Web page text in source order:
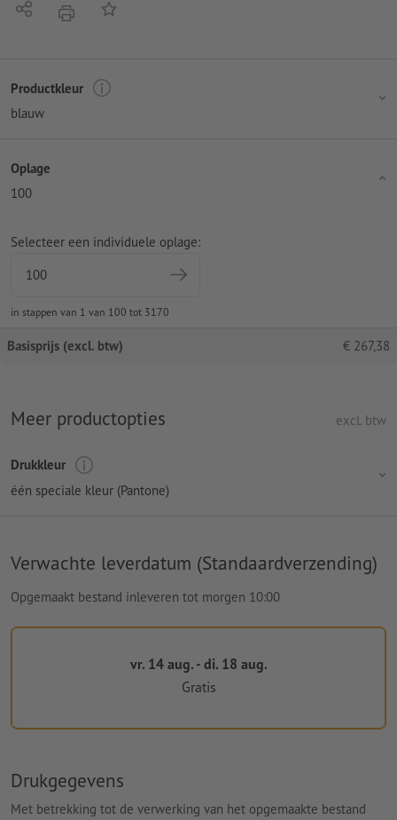
Delen afdrukkenOp de lijst
Productkleur
blauw
Oplage
100
Selecteer een individuele oplage:
in stappen van 1 van 100 tot 3170
Basisprijs (excl. btw) € 267,38
Meer productopties excl. btw
Drukkleur
één speciale kleur (Pantone)
Verwachte leverdatum (Standaardverzending)
Opgemaakt bestand inleveren tot morgen 10:00
vr. 14 aug. - di. 18 aug.
Gratis
Drukgegevens
Met betrekking tot de verwerking van het opgemaakte bestand